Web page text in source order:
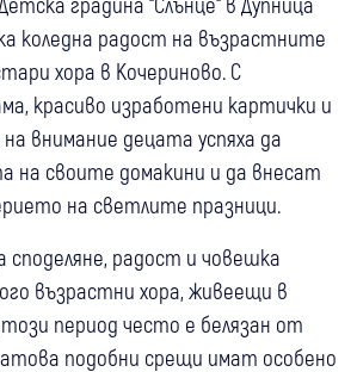
коледна радост на възрастните
хора в Кочериново. С
красиво изработени картички и
внимание децата успяха да
на своите домакини и да внесат
на светлите празници.
споделяне, радост и човешка
възрастни хора, живеещи в
период често е белязан от
подобни срещи имат особено